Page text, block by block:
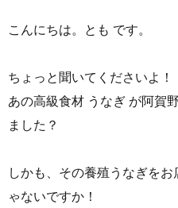
こんにちは。とも です。
ちょっと聞いてくださいよ！
あの高級食材 うなぎ が阿賀
ました？
しかも、その養殖うなぎを
ゃないですか！